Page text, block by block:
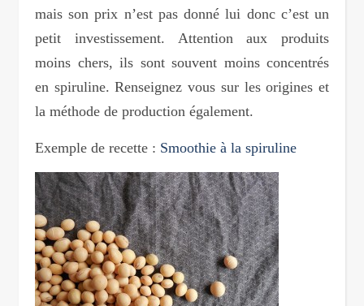
mais son prix n’est pas donné lui donc c’est un
petit investissement. Attention aux produits
moins chers, ils sont souvent moins concentrés
en spiruline. Renseignez vous sur les origines et
la méthode de production également.
Exemple de recette : Smoothie à la spiruline